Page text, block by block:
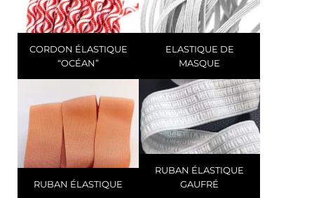
CORDON ÉLASTIQUE
“OCÉAN”
ELASTIQUE DE
MASQUE
RUBAN ÉLASTIQUE
RUBAN ÉLASTIQUE
GAUFRÉ